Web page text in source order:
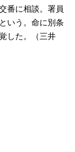
番に相談。署員
いう。命に別条
した。（三井